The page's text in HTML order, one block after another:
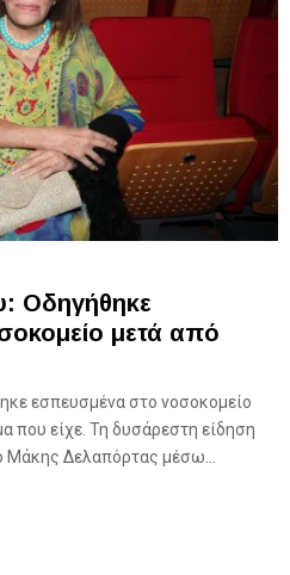
Οδηγήθηκε
μετά από
εσπευσμένα στο νοσοκομείο
που είχε. Τη δυσάρεστη είδηση
Μάκης Δελαπόρτας μέσω...